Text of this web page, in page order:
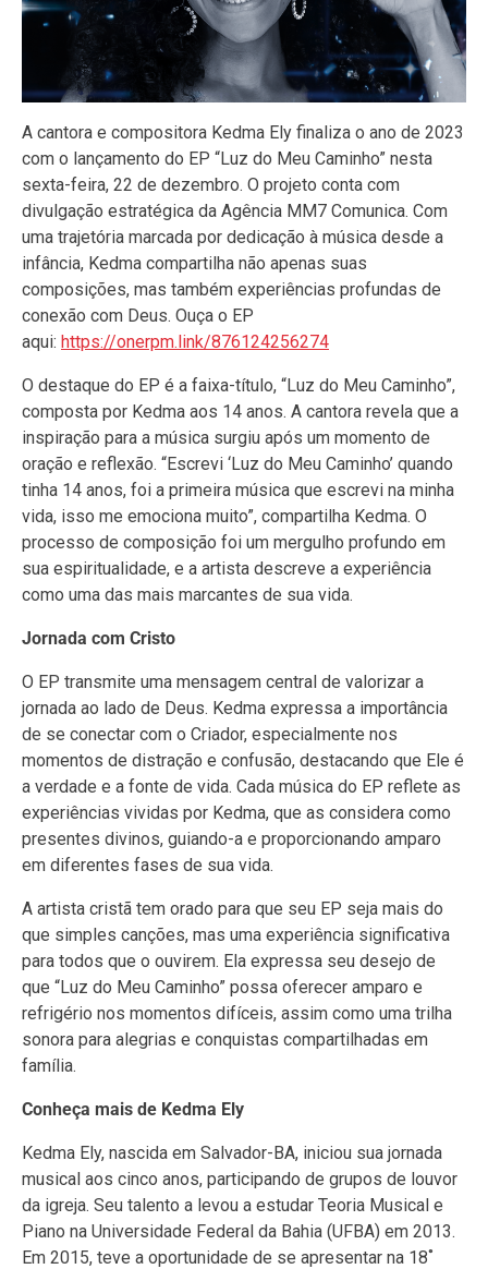
A cantora e compositora Kedma Ely finaliza o ano de 2023
com o lançamento do EP “Luz do Meu Caminho” nesta
sexta-feira, 22 de dezembro. O projeto conta com
divulgação estratégica da Agência MM7 Comunica. Com
uma trajetória marcada por dedicação à música desde a
infância, Kedma compartilha não apenas suas
composições, mas também experiências profundas de
conexão com Deus. Ouça o EP
aqui: https://onerpm.link/876124256274
O destaque do EP é a faixa-título, “Luz do Meu Caminho”,
composta por Kedma aos 14 anos. A cantora revela que a
inspiração para a música surgiu após um momento de
oração e reflexão. “Escrevi ‘Luz do Meu Caminho’ quando
tinha 14 anos, foi a primeira música que escrevi na minha
vida, isso me emociona muito”, compartilha Kedma. O
processo de composição foi um mergulho profundo em
sua espiritualidade, e a artista descreve a experiência
como uma das mais marcantes de sua vida.
Jornada com Cristo
O EP transmite uma mensagem central de valorizar a
jornada ao lado de Deus. Kedma expressa a importância
de se conectar com o Criador, especialmente nos
momentos de distração e confusão, destacando que Ele é
a verdade e a fonte de vida. Cada música do EP reflete as
experiências vividas por Kedma, que as considera como
presentes divinos, guiando-a e proporcionando amparo
em diferentes fases de sua vida.
A artista cristã tem orado para que seu EP seja mais do
que simples canções, mas uma experiência significativa
para todos que o ouvirem. Ela expressa seu desejo de
que “Luz do Meu Caminho” possa oferecer amparo e
refrigério nos momentos difíceis, assim como uma trilha
sonora para alegrias e conquistas compartilhadas em
família.
Conheça mais de Kedma Ely
Kedma Ely, nascida em Salvador-BA, iniciou sua jornada
musical aos cinco anos, participando de grupos de louvor
da igreja. Seu talento a levou a estudar Teoria Musical e
Piano na Universidade Federal da Bahia (UFBA) em 2013.
Em 2015, teve a oportunidade de se apresentar na 18˚